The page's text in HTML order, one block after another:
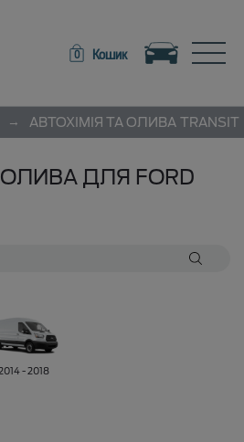
0 Кошик Toggle navigation
→ АВТОХІМІЯ ТА ОЛИВА TRANSIT
ДЛЯ FORD
- 2018